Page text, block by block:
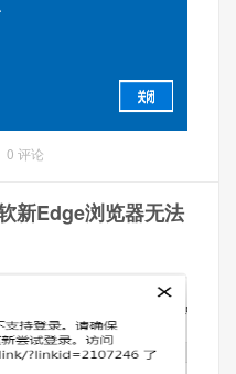
（httpd
有的表名，我这个光猫大
改，需要自己慢慢研究。
1 DB p 表名 //比如
由器帐号和密码，超级密
入 sendcmd -pc show //这
“此应用无法在你的电脑
版本，请咨询软件发布者”
捷方式，右击属性->快捷
0 评论
新Edge浏览器无法